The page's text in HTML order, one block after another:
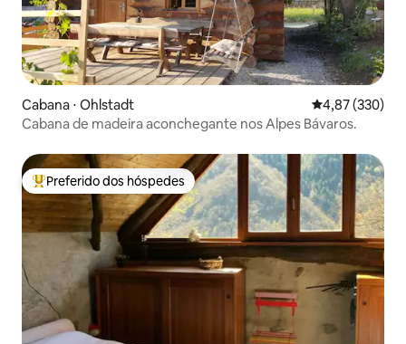
Cabana ⋅ Ohlstadt 4,87 de uma
4,87 (330)
Cabana de madeira aconchegante nos Alpes Bávaros.
Entre os melhores preferidos dos hóspedes
Preferido dos hóspedes